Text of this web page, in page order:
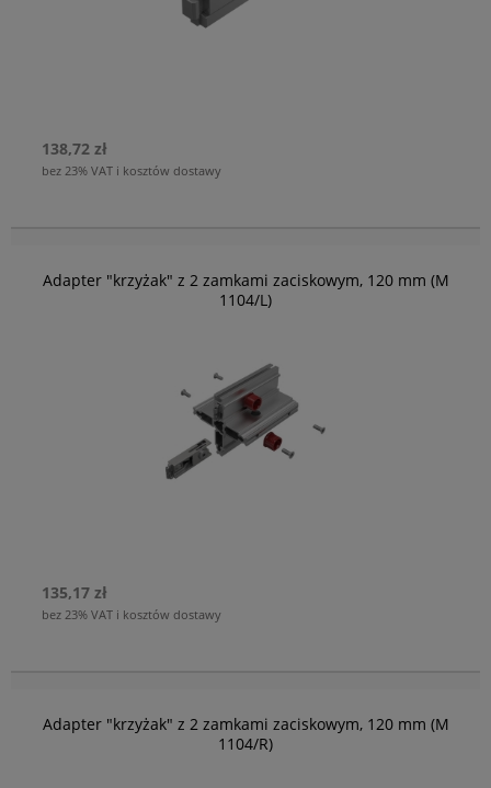
138,72 zł
bez 23% VAT i kosztów dostawy
Adapter "krzyżak" z 2 zamkami zaciskowym, 120 mm (M
1104/L)
135,17 zł
bez 23% VAT i kosztów dostawy
Adapter "krzyżak" z 2 zamkami zaciskowym, 120 mm (M
1104/R)